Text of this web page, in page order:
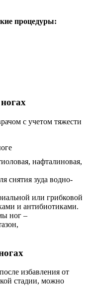
процедуры:
с учетом тяжести
нафталиновая,
снятия зуда водно-
или грибковой
и антибиотиками.
ног –
избавления от
стадии, можно